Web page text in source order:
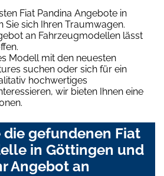
Fiat Pandina Angebote in
Sie sich Ihren Traumwagen.
an Fahrzeugmodellen lässt
Modell mit den neuesten
suchen oder sich für ein
hochwertiges
wir bieten Ihnen eine
die gefundenen Fiat
in Göttingen und
Angebot an